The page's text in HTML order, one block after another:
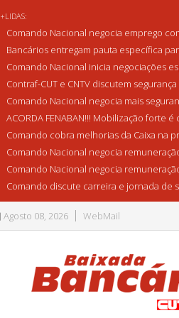
+LIDAS:
Comando Nacional negocia emprego
Bancários entregam pauta específica
Comando Nacional inicia negociações
Contraf-CUT e CNTV discutem
Comando Nacional negocia mais
ACORDA FENABAN!!! Mobilização forte
Comando cobra melhorias da Caixa na
Comando Nacional negocia
Comando Nacional negocia
Comando discute carreira e jornada de
Agosto 08, 2026 WebMail